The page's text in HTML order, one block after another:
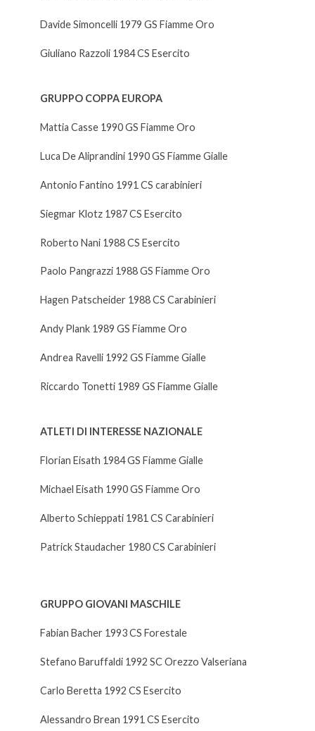
Davide Simoncelli 1979 GS Fiamme Oro
Giuliano Razzoli 1984 CS Esercito
GRUPPO COPPA EUROPA
Mattia Casse 1990 GS Fiamme Oro
Luca De Aliprandini 1990 GS Fiamme Gialle
Antonio Fantino 1991 CS carabinieri
Siegmar Klotz 1987 CS Esercito
Roberto Nani 1988 CS Esercito
Paolo Pangrazzi 1988 GS Fiamme Oro
Hagen Patscheider 1988 CS Carabinieri
Andy Plank 1989 GS Fiamme Oro
Andrea Ravelli 1992 GS Fiamme Gialle
Riccardo Tonetti 1989 GS Fiamme Gialle
ATLETI DI INTERESSE NAZIONALE
Florian Eisath 1984 GS Fiamme Gialle
Michael Eisath 1990 GS Fiamme Oro
Alberto Schieppati 1981 CS Carabinieri
Patrick Staudacher 1980 CS Carabinieri
GRUPPO GIOVANI MASCHILE
Fabian Bacher 1993 CS Forestale
Stefano Baruffaldi 1992 SC Orezzo Valseriana
Carlo Beretta 1992 CS Esercito
Alessandro Brean 1991 CS Esercito